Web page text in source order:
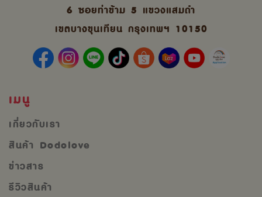
6 ซอยท่าข้าม 5 แขวงแสมดำ
เขตบางขุนเทียน กรุงเทพฯ 10150
เมนู
เกี่ยวกับเรา
สินค้า Dodolove
ข่าวสาร
รีวิวสินค้า